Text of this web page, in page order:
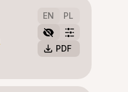
EN PL
PDF